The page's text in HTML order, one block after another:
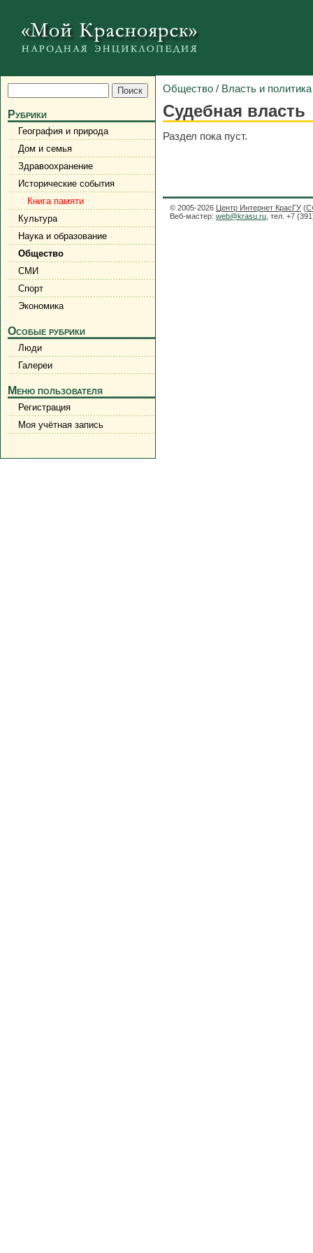
Рубрики
География и природа
Дом и семья
Здравоохранение
Исторические события
Книга памяти
Культура
Наука и образование
Общество
СМИ
Спорт
Экономика
Особые рубрики
Люди
Галереи
Меню пользователя
Регистрация
Моя учётная запись
Общество / Власть и политика
Судебная власть
Раздел пока пуст.
© 2005-2026 Центр Интернет КрасГУ (
Веб-мастер: web@krasu.ru , тел. +7